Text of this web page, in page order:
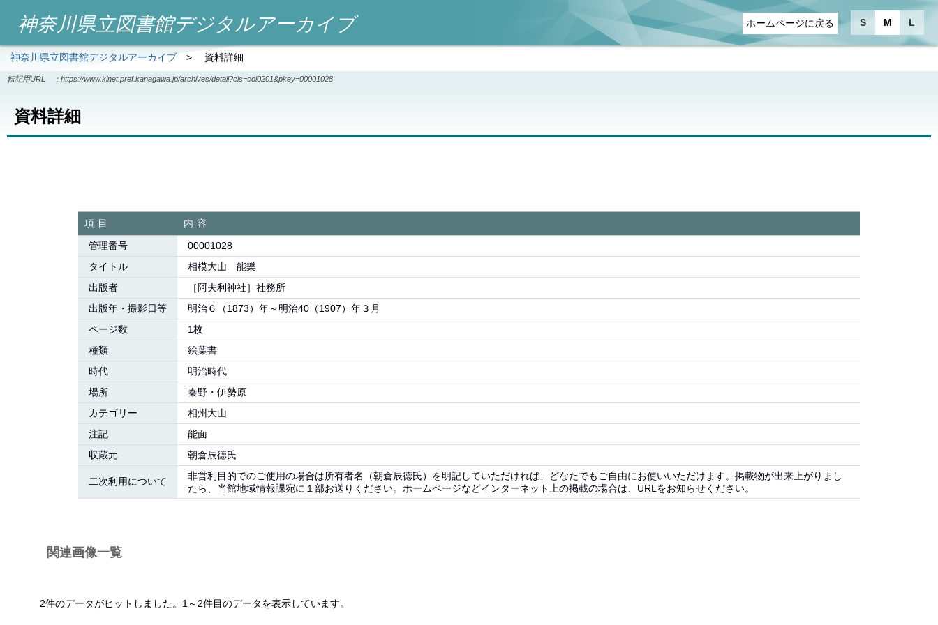
S M L
ホームページに戻る
神奈川県立図書館デジタルアーカイブ
神奈川県立図書館デジタルアーカイブ> 資料詳細
転記用URL ： https://www.klnet.pref.kanagawa.jp/archives/detail?cls=col0201&pkey=00001028
資料詳細
項目
内容
管理番号
00001028
タイトル
相模大山 能樂
出版者
［阿夫利神社］社務所
出版年・撮影日等
明治６（1873）年～明治40（1907）年３月
ページ数
1枚
種類
絵葉書
時代
明治時代
場所
秦野・伊勢原
カテゴリー
相州大山
注記
能面
収蔵元
朝倉辰徳氏
二次利用について
非営利目的でのご使用の場合は所有者名（朝倉辰徳氏）を明記していただければ、どなたでもご自由にお使いいただけます。掲載物が出来上がりまし
たら、当館地域情報課宛に１部お送りください。ホームページなどインターネット上の掲載の場合は、URLをお知らせください。
関連画像一覧
2件のデータがヒットしました。1～2件目のデータを表示しています。